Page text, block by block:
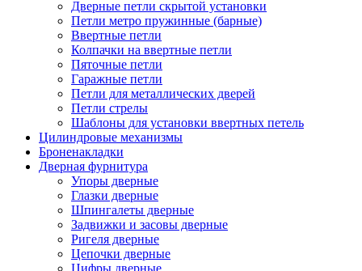
Дверные петли скрытой установки
Петли метро пружинные (барные)
Ввертные петли
Колпачки на ввертные петли
Пяточные петли
Гаражные петли
Петли для металлических дверей
Петли стрелы
Шаблоны для установки ввертных петель
Цилиндровые механизмы
Броненакладки
Дверная фурнитура
Упоры дверные
Глазки дверные
Шпингалеты дверные
Задвижки и засовы дверные
Ригеля дверные
Цепочки дверные
Цифры дверные